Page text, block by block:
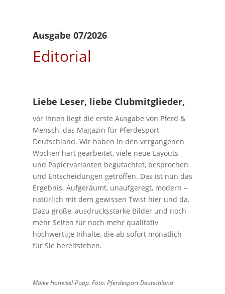
Ausgabe 07/2026
Editorial
Liebe Leser, liebe Clubmitglieder,
vor Ihnen liegt die erste Ausgabe von Pferd &
Mensch, das Magazin für Pferdesport
Deutschland. Wir haben in den vergangenen
Wochen hart gearbeitet, viele neue Layouts
und Papiervarianten begutachtet, besprochen
und Entscheidungen getroffen. Das ist nun das
Ergebnis. Aufgeräumt, unaufgeregt, modern –
natürlich mit dem gewissen Twist hier und da.
Dazu große, ausdrucksstarke Bilder und noch
mehr Seiten für noch mehr qualitativ
hochwertige Inhalte, die ab sofort monatlich
für Sie bereitstehen.
Maike Hoheisel-Popp. Foto: Pferdesport Deutschland